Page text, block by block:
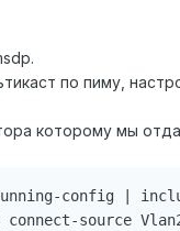
по пиму,
которому мы
running-config |
source